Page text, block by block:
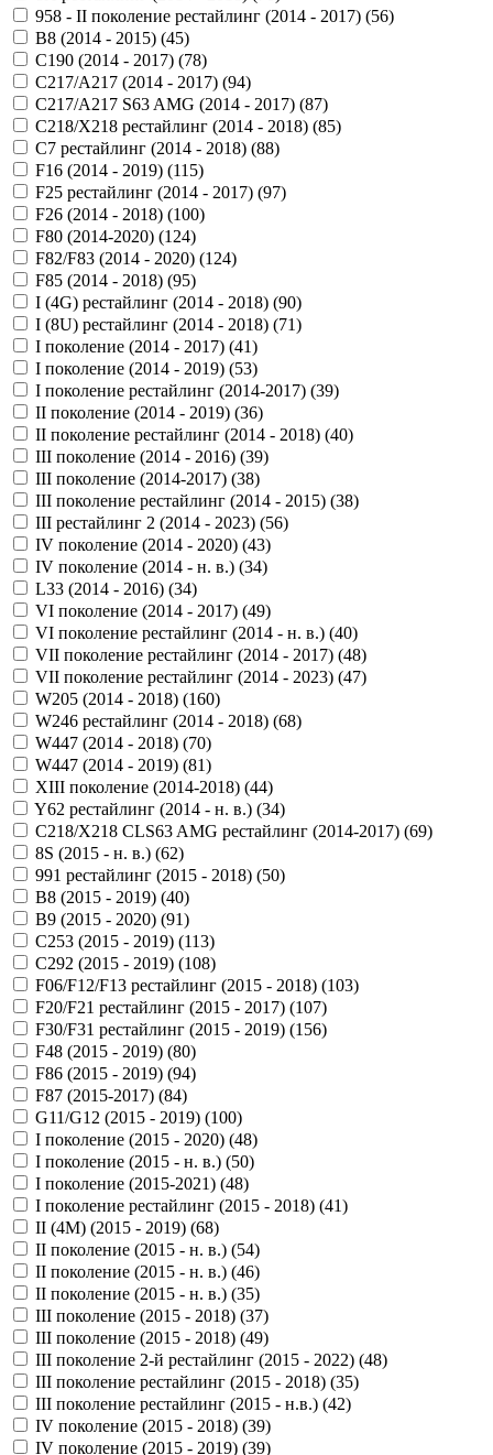
958 - II поколение рестайлинг (2014 - 2017) (56)
B8 (2014 - 2015) (45)
C190 (2014 - 2017) (78)
C217/A217 (2014 - 2017) (94)
C217/A217 S63 AMG (2014 - 2017) (87)
C218/X218 рестайлинг (2014 - 2018) (85)
C7 рестайлинг (2014 - 2018) (88)
F16 (2014 - 2019) (115)
F25 рестайлинг (2014 - 2017) (97)
F26 (2014 - 2018) (100)
F80 (2014-2020) (124)
F82/F83 (2014 - 2020) (124)
F85 (2014 - 2018) (95)
I (4G) рестайлинг (2014 - 2018) (90)
I (8U) рестайлинг (2014 - 2018) (71)
I поколение (2014 - 2017) (41)
I поколение (2014 - 2019) (53)
I поколение рестайлинг (2014-2017) (39)
II поколение (2014 - 2019) (36)
II поколение рестайлинг (2014 - 2018) (40)
III поколение (2014 - 2016) (39)
III поколение (2014-2017) (38)
III поколение рестайлинг (2014 - 2015) (38)
III рестайлинг 2 (2014 - 2023) (56)
IV поколение (2014 - 2020) (43)
IV поколение (2014 - н. в.) (34)
L33 (2014 - 2016) (34)
VI поколение (2014 - 2017) (49)
VI поколение рестайлинг (2014 - н. в.) (40)
VII поколение рестайлинг (2014 - 2017) (48)
VII поколение рестайлинг (2014 - 2023) (47)
W205 (2014 - 2018) (160)
W246 рестайлинг (2014 - 2018) (68)
W447 (2014 - 2018) (70)
W447 (2014 - 2019) (81)
XIII поколение (2014-2018) (44)
Y62 рестайлинг (2014 - н. в.) (34)
С218/X218 CLS63 AMG рестайлинг (2014-2017) (69)
8S (2015 - н. в.) (62)
991 рестайлинг (2015 - 2018) (50)
B8 (2015 - 2019) (40)
B9 (2015 - 2020) (91)
C253 (2015 - 2019) (113)
C292 (2015 - 2019) (108)
F06/F12/F13 рестайлинг (2015 - 2018) (103)
F20/F21 рестайлинг (2015 - 2017) (107)
F30/F31 рестайлинг (2015 - 2019) (156)
F48 (2015 - 2019) (80)
F86 (2015 - 2019) (94)
F87 (2015-2017) (84)
G11/G12 (2015 - 2019) (100)
I поколение (2015 - 2020) (48)
I поколение (2015 - н. в.) (50)
I поколение (2015-2021) (48)
I поколение рестайлинг (2015 - 2018) (41)
II (4M) (2015 - 2019) (68)
II поколение (2015 - н. в.) (54)
II поколение (2015 - н. в.) (46)
II поколение (2015 - н. в.) (35)
III поколение (2015 - 2018) (37)
III поколение (2015 - 2018) (49)
III поколение 2-й рестайлинг (2015 - 2022) (48)
III поколение рестайлинг (2015 - 2018) (35)
III поколение рестайлинг (2015 - н.в.) (42)
IV поколение (2015 - 2018) (39)
IV поколение (2015 - 2019) (39)